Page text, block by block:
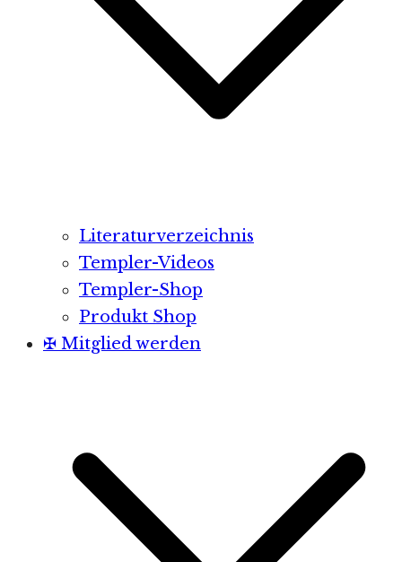
Literaturverzeichnis
Templer-Videos
Templer-Shop
Produkt Shop
✠ Mitglied werden